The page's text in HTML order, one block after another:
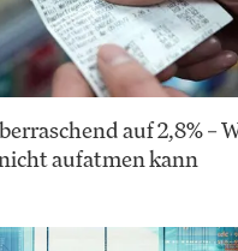
auf 2,8% –
aufatmen kann